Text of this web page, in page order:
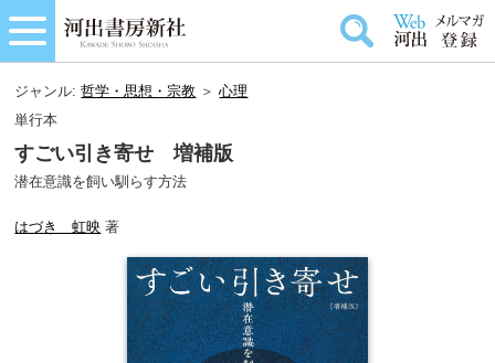
ジャンル:哲学・思想・宗教 ＞心理
単行本
すごい引き寄せ 増補版
潜在意識を飼い馴らす方法
はづき 虹映 著